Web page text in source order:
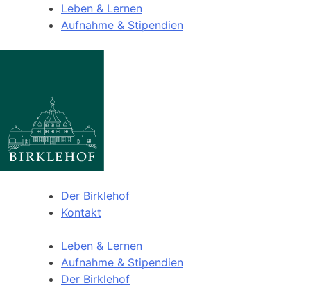
Leben & Lernen
Aufnahme & Stipendien
Der Birklehof
Kontakt
Leben & Lernen
Aufnahme & Stipendien
Der Birklehof